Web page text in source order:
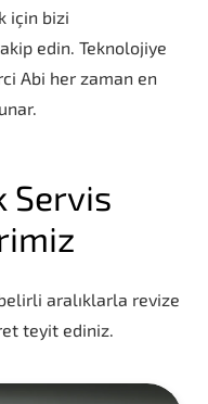
için bizi
edin. Teknolojiye
Abi her zaman en
Servis
aralıklarla revize
teyit ediniz.